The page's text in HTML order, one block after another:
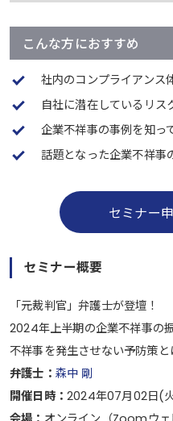
こんな方におすすめ
社内のコンプライアンス
自社に潜在しているリス
企業不祥事の事例を知っ
話題となった企業不祥事
セミナー
セミナー概要
「元裁判官」弁護士が登壇！
2024年上半期の企業不祥事の
不祥事を発生させない予防策と
弁護士： 森中 剛
開催日時： 2024年07月02日(